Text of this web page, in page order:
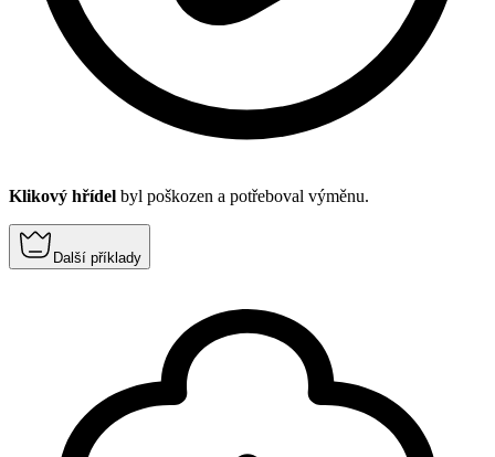
Klikový hřídel byl poškozen a potřeboval výměnu.
Další příklady